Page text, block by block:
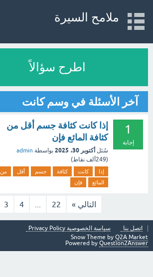
ملامح السيرة
اطرح سؤالاً
آخر الأسئلة في وسم كانت
1
إجابة
إذا كانت كثافة جسم أقل من
كثافة المائع فإن
سُئل أكتوبر 30، 2025 بواسطة admin
(249ألف نقاط)
إذا كانت كثافة جسم أقل
من
المائع
فإن
3 4 22 التالي »
اتصل بنا
سياسة الخصوصية Privacy Policy
Snow Theme by Q2A Market
Powered by Question2Answer